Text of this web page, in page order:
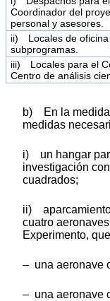
Coordinador del
personal y asesores.
ii) Locales de oficina
subprogramas.
iii) Locales para el
Centro de análisis
b) En la medida
medidas
i) un hangar
investigación
cuadrados;
ii) aparcamiento
cuatro
Experimento,
‒ una aeronave
‒ una aeronave